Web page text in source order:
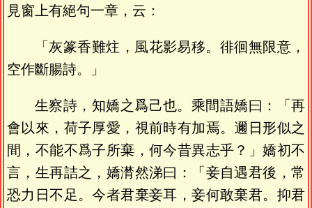
見窗上有絕句一章，云：
「灰篆香難炷，風花影易移。徘徊無限意，
空作斷腸詩。」
生察詩，知嬌之爲己也。乘間語嬌曰：「再
會以來，荷子厚愛，視前時有加焉。邇日形似之
間，不能不爲子所棄，何今昔異志乎？」嬌初不
言，生再詰之，嬌潸然涕曰：「妾自遇君後，常
恐力日不足。今者君棄妾耳，妾何敢棄君。抑君